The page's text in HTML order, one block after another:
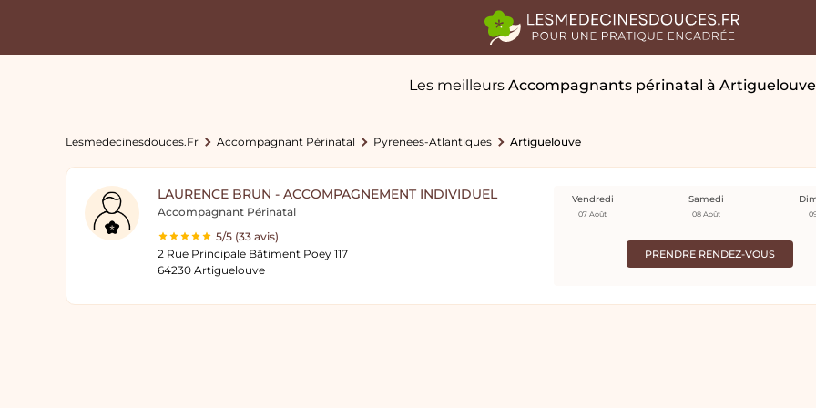
Les meilleurs Accompagnants périnatal à Artiguelouve
Lesmedecinesdouces.fr Accompagnant Périnatal Pyrenees-Atlantiques Artiguelouve
LAURENCE BRUN - ACCOMPAGNEMENT INDIVIDUEL
Accompagnant Périnatal
5/5 (33 avis)
2 Rue Principale Bâtiment Poey 117
64230 Artiguelouve
PRENDRE RENDEZ-VOUS
Vendredi
07 Août
Samedi
08 Août